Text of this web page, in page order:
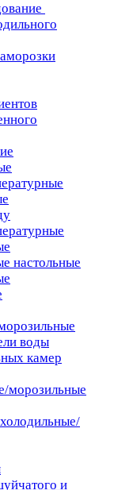
настольные
воды
камер
морозильные
и